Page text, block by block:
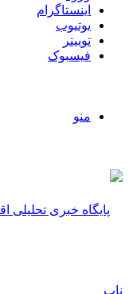
اینستاگرام
یوتیوب
توییتر
فیسبوک
منو